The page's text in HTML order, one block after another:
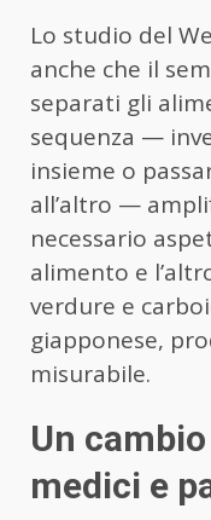
Lo studio del
anche che il
separati gli
sequenza —
insieme o
all’altro —
necessario
alimento e
verdure e
giapponese,
misurabile.
Un
medici e